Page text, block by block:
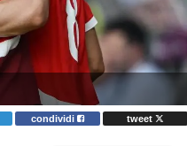
condividi tweet